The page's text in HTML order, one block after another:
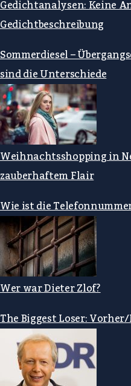
Gedichtanalysen: Keine
Gedichtbeschreibung
Sommerdiesel –
sind die Unterschiede
Weihnachtsshopping in
zauberhaftem Flair
Wie ist die
Wer war Dieter Zlof?
The Biggest Loser: